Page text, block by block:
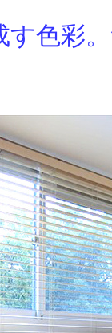
色彩。